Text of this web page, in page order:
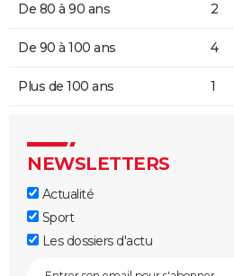
De 80 à 90 ans 2
De 90 à 100 ans 4
Plus de 100 ans 1
NEWSLETTERS
Actualité
Sport
Les dossiers d'actu